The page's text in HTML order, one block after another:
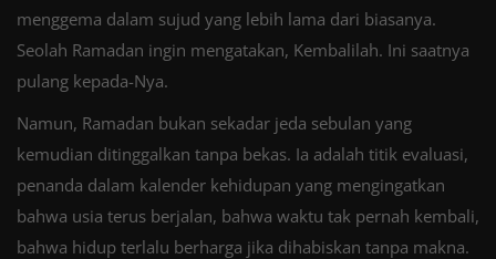
menggema dalam sujud yang lebih lama dari biasanya.
Seolah Ramadan ingin mengatakan, Kembalilah. Ini saatnya
pulang kepada-Nya.
Namun, Ramadan bukan sekadar jeda sebulan yang
kemudian ditinggalkan tanpa bekas. Ia adalah titik evaluasi,
penanda dalam kalender kehidupan yang mengingatkan
bahwa usia terus berjalan, bahwa waktu tak pernah kembali,
bahwa hidup terlalu berharga jika dihabiskan tanpa makna.